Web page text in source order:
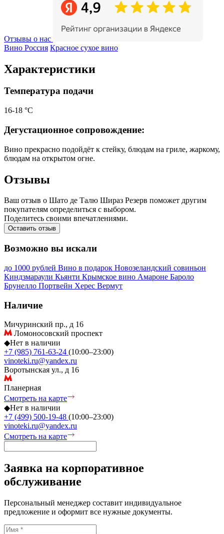
Отзывы о нас
Вино Россия Красное сухое вино
Характеристики
Температура подачи
16-18 °С
Дегустационное сопровождение:
Вино прекрасно подойдёт к стейку, блюдам на гриле, жаркому,
блюдам на открытом огне.
Отзывы
Ваш отзыв о Шато де Талю Шираз Резерв поможет другим
покупателям определиться с выбором.
Поделитесь своими впечатлениями.
Оставить отзыв
Возможно вы искали
до 1000 рублей Вино в подарок Новозеландский совиньон
Киндзмараули Кьянти Крымское вино Амароне Бароло
Брунелло Портвейн Херес Вермут
Наличие
Мичуринский пр., д 16
Ломоносовский проспект
◆Нет в наличии
+7 (985) 761-63-24 (10:00–23:00)
vinoteki.ru@yandex.ru
Воротынская ул., д 16
Планерная
Смотреть на карте
◆Нет в наличии
+7 (499) 500-19-48 (10:00–23:00)
vinoteki.ru@yandex.ru
Смотреть на карте
Заявка на корпоративное
обслуживание
Персональный менеджер составит индивидуальное
предложение и оформит все нужные документы.